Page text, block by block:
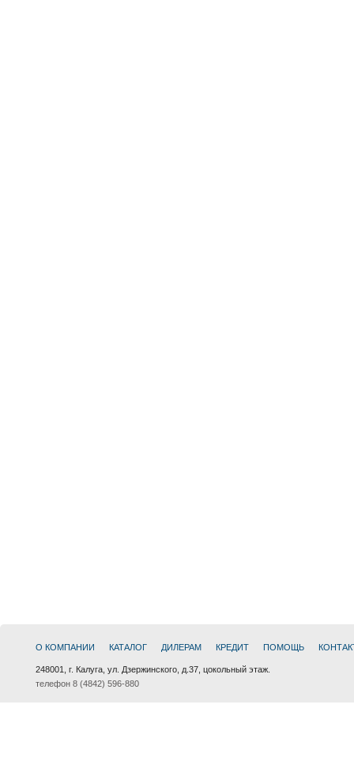
О КОМПАНИИ КАТАЛОГ ДИЛЕРАМ КРЕДИТ ПОМОЩЬ
248001, г. Калуга, ул. Дзержинского, д.37, цокольный этаж.
телефон 8 (4842) 596-880